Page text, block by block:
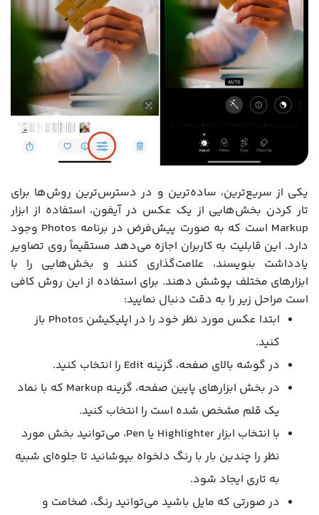
یکی از سریع‌ترین، ساده‌ترین و در دسترس‌ترین روش‌ها برای
تار کردن بخش‌هایی از یک عکس در آیفون، استفاده از ابزار
Markup است که به صورت پیش‌فرض در برنامه Photos وجود
دارد. این قابلیت به کاربران اجازه می‌دهد مستقیماً روی تصاویر
یادداشت بنویسند، علامت‌گذاری کنند و بخش‌هایی را با
ابزارهای مختلف پوشش دهند. برای استفاده از این روش کافی
است مراحل زیر را به دقت دنبال نمایید:
ابتدا عکس مورد نظر خود را در اپلیکیشن Photos باز
کنید.
در گوشه بالای صفحه، گزینه Edit را انتخاب کنید.
در بخش ابزارهای پایین صفحه، گزینه Markup که با نماد
یک قلم مشخص شده است را انتخاب کنید.
با انتخاب ابزار Highlighter یا Pen، می‌توانید بخش مورد
نظر را چندین بار با رنگ دلخواه بپوشانید تا جلوه‌ای شبیه
به تاری ایجاد شود.
در صورتی که مایل باشید می‌توانید رنگ، ضخامت و